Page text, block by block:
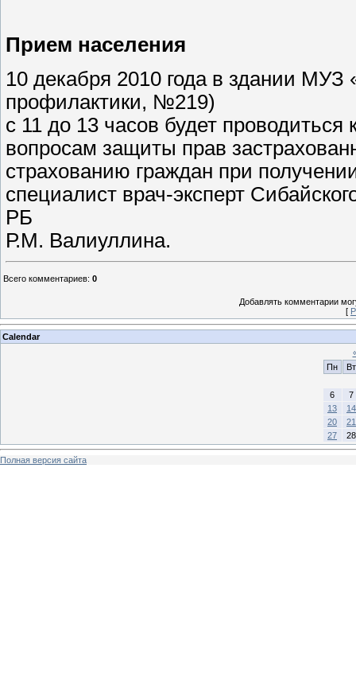
Прием населения
10 декабря 2010 года в здании
профилактики, №219)
с 11 до 13 часов будет
вопросам защиты прав
страхованию граждан при
специалист врач-эксперт
РБ
Р.М. Валиуллина.
Всего комментариев: 0
Добавлять комментарии
[
Calendar
Пн
Вт
6
7
13
14
20
21
27
28
Полная версия сайта